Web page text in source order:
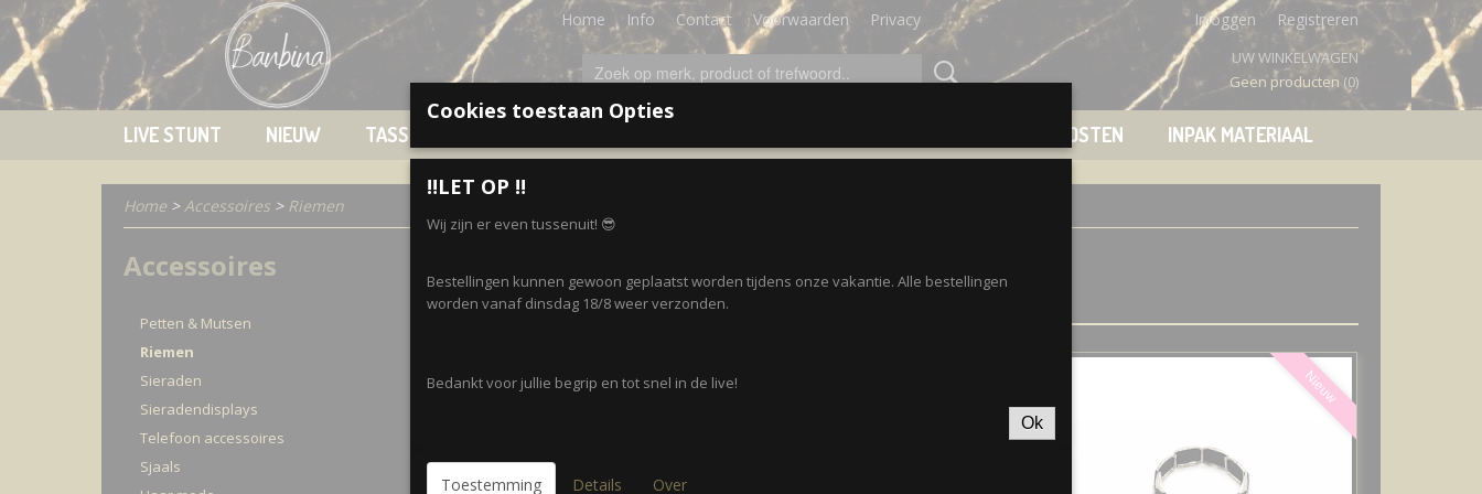
Home Info Contact Voorwaarden Privacy Inloggen Registreren
UW WINKELWAGEN
Geen producten (0)
LIVE STUNT NIEUW TASSEN VERZENDKOSTEN INPAK MATERIAAL
Home > Accessoires > Riemen
Accessoires
Petten & Mutsen
Riemen
Sieraden
Sieradendisplays
Telefoon accessoires
Sjaals
Nieuw Nieuw
Cookies toestaan Opties
‼️LET OP ‼️
Wij zijn er even tussenuit! 😎
Bestellingen kunnen gewoon geplaatst worden tijdens onze vakantie. Alle bestellingen
worden vanaf dinsdag 18/8 weer verzonden.
Bedankt voor jullie begrip en tot snel in de live!
Ok
Toestemming Details Over